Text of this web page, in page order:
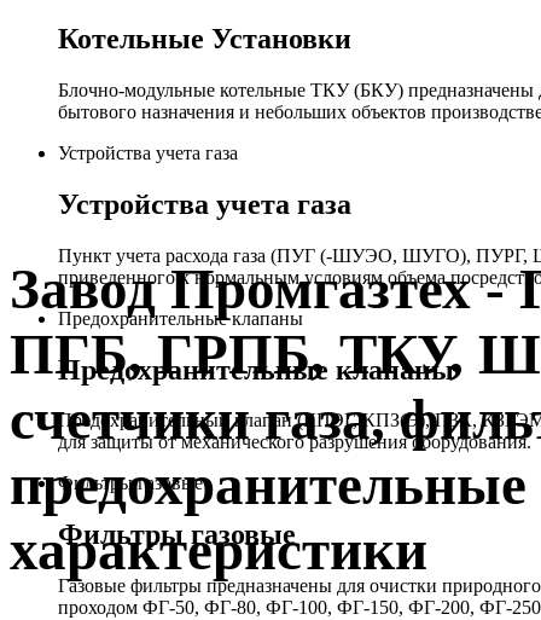
Котельные Установки
Блочно-модульные котельные ТКУ (БКУ) предназначены
бытового назначения и небольших объектов
Устройства учета газа
Устройства учета газа
Пункт учета расхода газа (ПУГ (-ШУЭО, ШУГО), ПУРГ,
приведенного к нормальным условиям объема
Предохранительные клапаны
Предохранительные клапаны
Предохранительный клапан (КПЭГ, КПЗ(Э), ПЗК,
для защиты от механического разрушения оборудования.
Фильтры газовые
Фильтры газовые
Газовые фильтры предназначены для очистки
проходом ФГ-50, ФГ-80, ФГ-100, ФГ-150, ФГ-200, ФГ-
Завод
ПГБ, ГРПБ, ТКУ,
счетчики газа,
характеристики